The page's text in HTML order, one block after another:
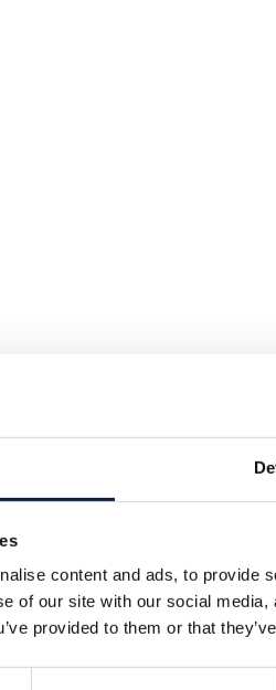
content and ads, to provide
of our site with our social
provided to them or that